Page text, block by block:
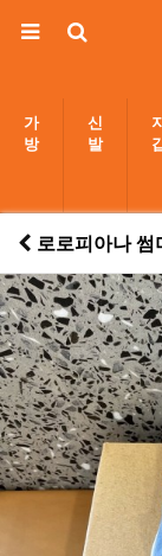
가
방
신
발
지
로로피아나 썸